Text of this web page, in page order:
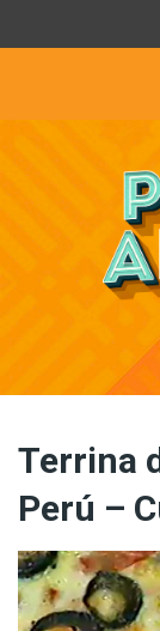
Saltar para o
Terrina
Perú –